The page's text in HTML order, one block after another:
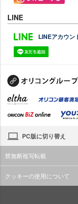
LINE
LINEアカウン
PC版に切り替え
禁無断複写転載
クッキーの使用について